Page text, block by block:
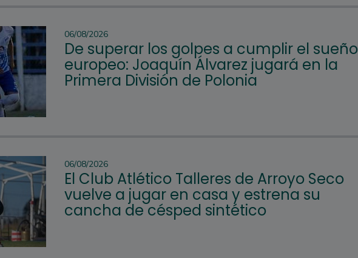
06/08/2026
De superar los golpes a cumplir el sueño
europeo: Joaquín Álvarez jugará en la
Primera División de Polonia
06/08/2026
El Club Atlético Talleres de Arroyo Seco
vuelve a jugar en casa y estrena su
cancha de césped sintético